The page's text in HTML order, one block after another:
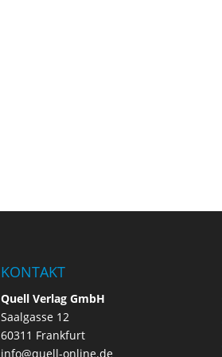
KONTAKT
Quell Verlag GmbH
Saalgasse 12
60311 Frankfurt
info@quell-online.de